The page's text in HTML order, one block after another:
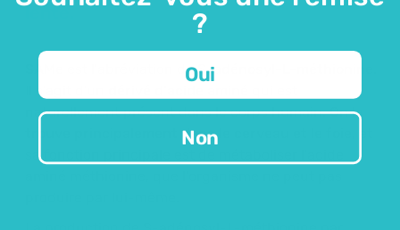
lente.
est l'abréviation deS-adénosyl-L-méthionine
Il s'agit d'un
naturellement présent dans le corps humain.On la
trouve principalement dans le cerveau et le foie
sa fonction principale est de métaboliser l'acide
?
Oui
Non